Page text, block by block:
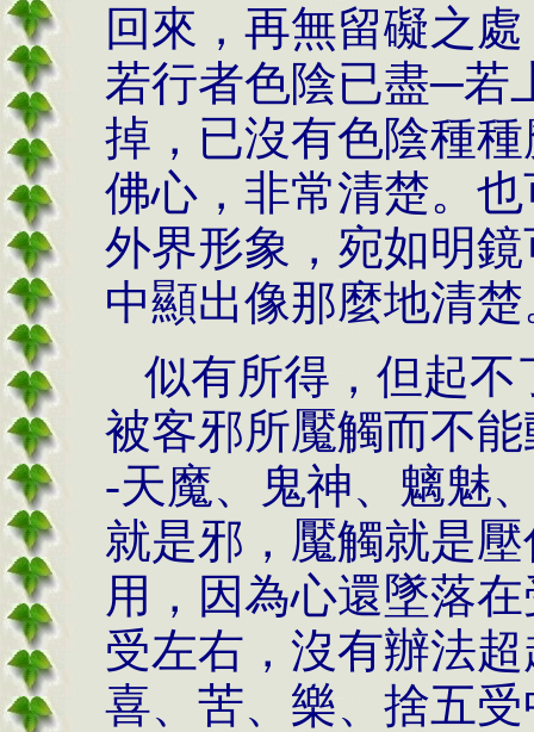
回來，再無留礙之
若行者色陰已盡─若
掉，已沒有色陰種
佛心，非常清楚。
外界形象，宛如明
中顯出像那麼地清楚
似有所得，但起
被客邪所魘觸而不
-天魔、鬼神、魑魅
就是邪，魘觸就是
用，因為心還墜落
受左右，沒有辦法
喜、苦、樂、捨五